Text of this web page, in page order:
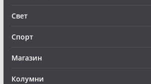
Свет
Спорт
Магазин
Колумни